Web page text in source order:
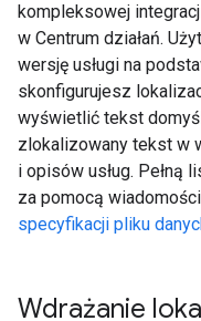
kompleksowej
w Centrum działań.
wersję usługi na
skonfigurujesz
wyświetlić tekst
zlokalizowany tekst w
i opisów usług. Pełną
za pomocą wiadomości
specyfikacji pliku
Wdrażanie